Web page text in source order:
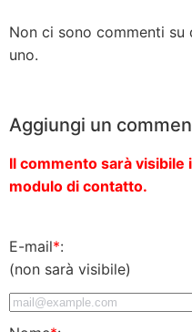
Non ci sono commenti su
uno.
Aggiungi un
Il commento sarà visibile
modulo di contatto.
E-mail*:
(non sarà visibile)